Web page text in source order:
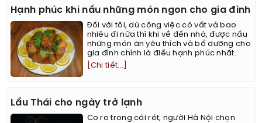
Hạnh phúc khi nấu những món ngon cho gia đình
Đối với tôi, dù công việc có vất vả bao
nhiêu đi nữa thì khi về đến nhà, được nấu
những món ăn yêu thích và bổ dưỡng cho
gia đình chính là điều hạnh phúc nhất.
[Chi tiết...]
Lẩu Thái cho ngày trở lạnh
Co ro trong cái rét, người Hà Nội chọn